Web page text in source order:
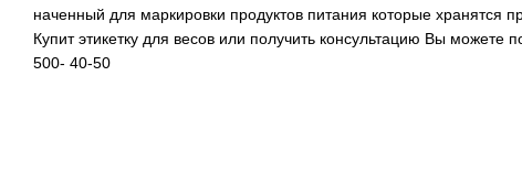
наченный для маркировки продуктов питания которые хранятся
Купит этикетку для весов или получить консультацию Вы можете
500- 40-50